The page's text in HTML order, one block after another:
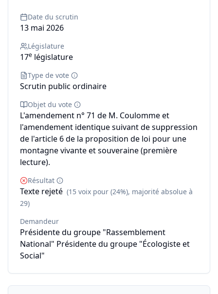
Date du scrutin
13 mai 2026
Législature
17e législature
Type de vote
Scrutin public ordinaire
Objet du vote
L'amendement n° 71 de M. Coulomme et
l'amendement identique suivant de suppression
de l'article 6 de la proposition de loi pour une
montagne vivante et souveraine (première
lecture).
Résultat
Texte rejeté (15 voix pour (24%), majorité absolue à
29)
Demandeur
Présidente du groupe "Rassemblement
National" Présidente du groupe "Écologiste et
Social"